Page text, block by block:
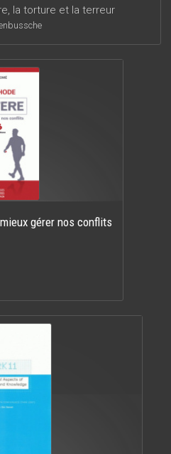
la torture et la terreur
gérer nos conflits